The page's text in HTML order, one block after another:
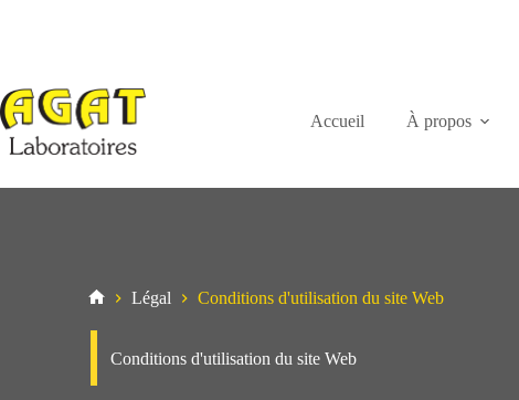
Accueil À propos
Légal Conditions d'utilisation du site Web
Conditions d'utilisation du site Web